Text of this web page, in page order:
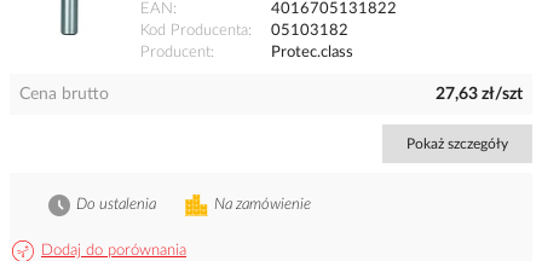
EAN
4016705131822
Kod Producenta
05103182
Producent
Protec.class
Cena brutto 27,63 zł/szt
Pokaż szczegóły
Dodaj do porównania
Na zamówienie
Do ustalenia